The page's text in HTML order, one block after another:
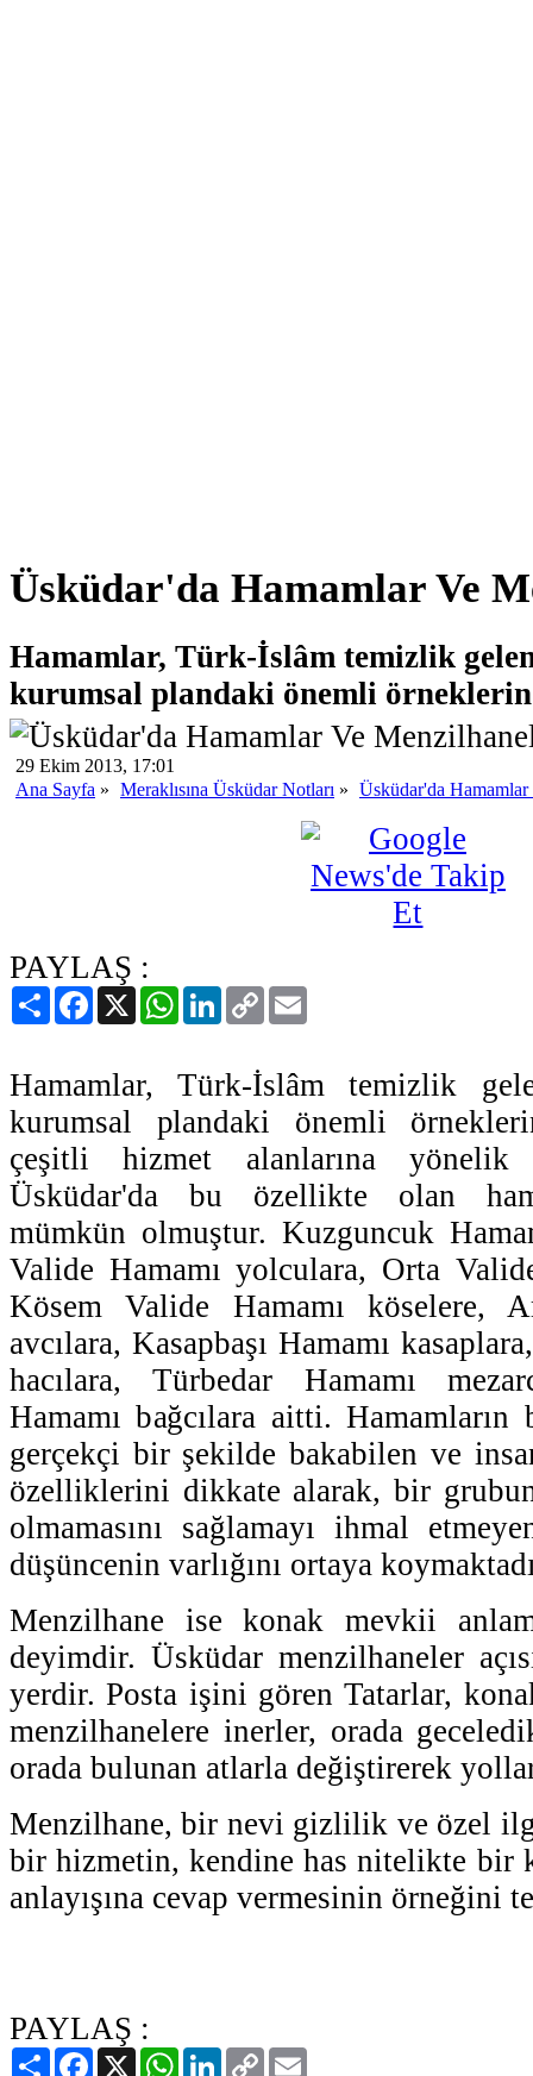
Üsküdar'da Hamamlar Ve
Hamamlar, Türk-İslâm temizlik
kurumsal plandaki önemli
29 Ekim 2013, 17:01
Ana Sayfa » Meraklısına Üsküdar Notları » Üsküdar'da
PAYLAŞ :
PaylaşFacebook
X WhatsAppLinkedIn
Copy
Link
Hamamlar, Türk-İslâm temizlik
kurumsal plandaki önemli
çeşitli hizmet alanlarına yönelik
Üsküdar'da bu özellikte olan
mümkün olmuştur. Kuzguncuk
Valide Hamamı yolculara, Orta
Kösem Valide Hamamı köselere,
avcılara, Kasapbaşı Hamamı
hacılara, Türbedar Hamamı
Hamamı bağcılara aitti.
gerçekçi bir şekilde bakabilen ve
özelliklerini dikkate alarak, bir
olmamasını sağlamayı ihmal
düşüncenin varlığını ortaya
Menzilhane ise konak mevkii
deyimdir. Üsküdar menzilhaneler
yerdir. Posta işini gören Tatarlar,
menzilhanelere inerler, orada
orada bulunan atlarla değiştirerek
Menzilhane, bir nevi gizlilik ve özel
bir hizmetin, kendine has nitelikte bir
anlayışına cevap vermesinin örneğini
PAYLAŞ :
PaylaşFacebook
X WhatsAppLinkedIn
Copy